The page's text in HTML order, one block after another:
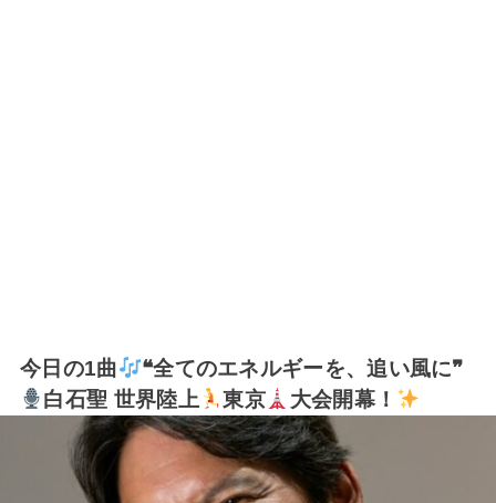
今日の1曲
❝全てのエネルギーを、追い風に❞
白石聖 世界陸上
東京 大会開幕！